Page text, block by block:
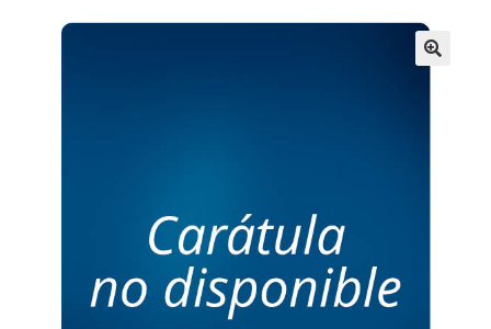
POLÍTICA DE MANEJO DE INFORMACIÓN Y DATOS
PERSONALES DE CORPORACIÓN INTERUNIVERSITARIA DE
SERVICIO